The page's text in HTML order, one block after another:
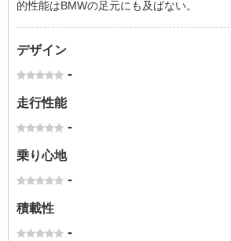
的性能はBMWの足元にも及ばない。
デザイン
-
走行性能
-
乗り心地
-
積載性
-